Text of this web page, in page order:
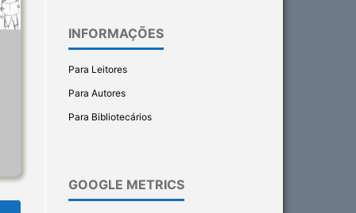
INFORMAÇÕES
Para Leitores
Para Autores
Para Bibliotecários
GOOGLE METRICS